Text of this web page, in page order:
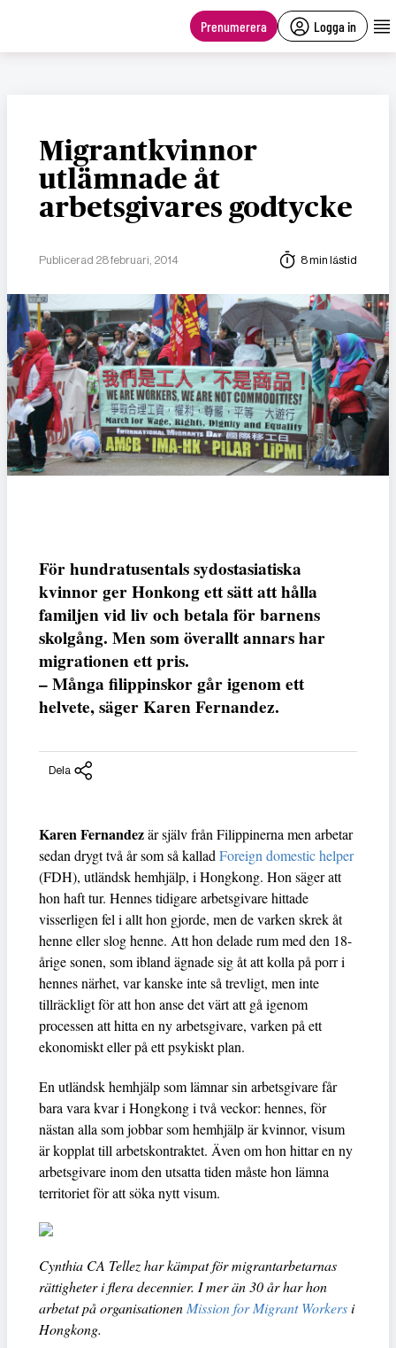
Prenumerera Logga in
Migrantkvinnor
utlämnade åt
arbetsgivares godtycke
Publicerad 28 februari, 2014 8 min lästid
För hundratusentals sydostasiatiska
kvinnor ger Honkong ett sätt att hålla
familjen vid liv och betala för barnens
skolgång. Men som överallt annars har
migrationen ett pris.
– Många filippinskor går igenom ett
helvete, säger Karen Fernandez.
Dela
Karen Fernandezär själv från Filippinerna men arbetar
sedan drygt två år som så kallad Foreign domestic helper
(FDH), utländsk hemhjälp, i Hongkong. Hon säger att
hon haft tur. Hennes tidigare arbetsgivare hittade
visserligen fel i allt hon gjorde, men de varken skrek åt
henne eller slog henne. Att hon delade rum med den 18-
årige sonen, som ibland ägnade sig åt att kolla på porr i
hennes närhet, var kanske inte så trevligt, men inte
tillräckligt för att hon anse det värt att gå igenom
processen att hitta en ny arbetsgivare, varken på ett
ekonomiskt eller på ett psykiskt plan.
En utländsk hemhjälp som lämnar sin arbetsgivare får
bara vara kvar i Hongkong i två veckor: hennes, för
nästan alla som jobbar som hemhjälp är kvinnor, visum
är kopplat till arbetskontraktet. Även om hon hittar en ny
arbetsgivare inom den utsatta tiden måste hon lämna
territoriet för att söka nytt visum.
Cynthia CA Tellez har kämpat för migrantarbetarnas
rättigheter i flera decennier. I mer än 30 år har hon
arbetat på organisationen Mission for Migrant Workersi
Hongkong.